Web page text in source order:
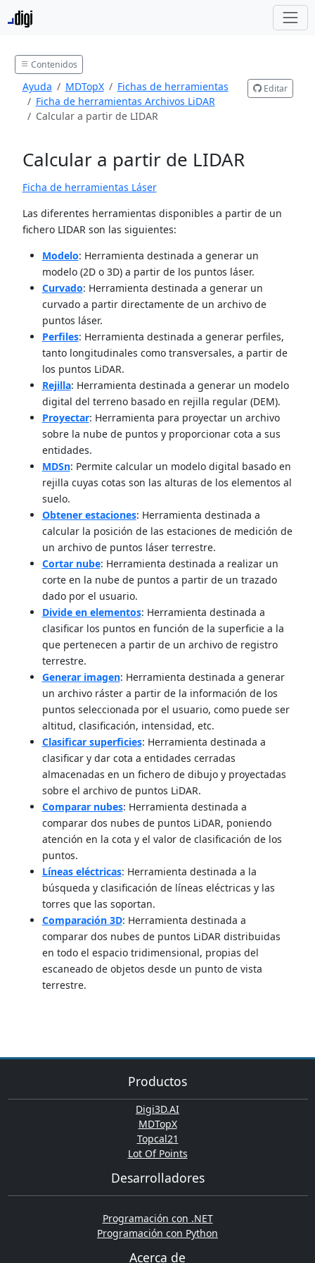
Contenidos
Ayuda MDTopX
Fichas de herramientas
Ficha de herramientas Archivos LiDAR
Calcular a partir de LIDAR
Editar
Calcular a partir de LIDAR
Ficha de herramientas Láser
Las diferentes herramientas disponibles a partir de un
fichero LIDAR son las siguientes:
Modelo: Herramienta destinada a generar un
modelo (2D o 3D) a partir de los puntos láser.
Curvado: Herramienta destinada a generar un
curvado a partir directamente de un archivo de
puntos láser.
Perfiles: Herramienta destinada a generar perfiles,
tanto longitudinales como transversales, a partir de
los puntos LiDAR.
Rejilla: Herramienta destinada a generar un modelo
digital del terreno basado en rejilla regular (DEM).
Proyectar: Herramienta para proyectar un archivo
sobre la nube de puntos y proporcionar cota a sus
entidades.
MDSn: Permite calcular un modelo digital basado en
rejilla cuyas cotas son las alturas de los elementos al
suelo.
Obtener estaciones: Herramienta destinada a
calcular la posición de las estaciones de medición de
un archivo de puntos láser terrestre.
Cortar nube: Herramienta destinada a realizar un
corte en la nube de puntos a partir de un trazado
dado por el usuario.
Divide en elementos: Herramienta destinada a
clasificar los puntos en función de la superficie a la
que pertenecen a partir de un archivo de registro
terrestre.
Generar imagen: Herramienta destinada a generar
un archivo ráster a partir de la información de los
puntos seleccionada por el usuario, como puede ser
altitud, clasificación, intensidad, etc.
Clasificar superficies: Herramienta destinada a
clasificar y dar cota a entidades cerradas
almacenadas en un fichero de dibujo y proyectadas
sobre el archivo de puntos LiDAR.
Comparar nubes: Herramienta destinada a
comparar dos nubes de puntos LiDAR, poniendo
atención en la cota y el valor de clasificación de los
puntos.
Líneas eléctricas: Herramienta destinada a la
búsqueda y clasificación de líneas eléctricas y las
torres que las soportan.
Comparación 3D: Herramienta destinada a
comparar dos nubes de puntos LiDAR distribuidas
en todo el espacio tridimensional, propias del
escaneado de objetos desde un punto de vista
terrestre.
Productos
Digi3D.AI
MDTopX
Topcal21
Lot Of Points
Desarrolladores
Programación con .NET
Programación con Python
Acerca de